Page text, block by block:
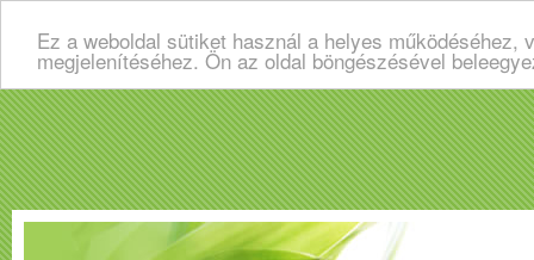
Ez a weboldal sütiket használ a helyes
megjelenítéséhez. Ön az oldal böngészésével